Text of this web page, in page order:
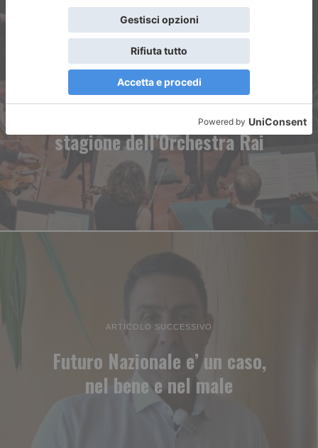
Il genio di Beethoven
protagonista nella nuova
stagione dell’Orchestra Rai
ARTICOLO SUCCESSIVO
Futuro Nazionale e’ un caso,
nel bene e nel male